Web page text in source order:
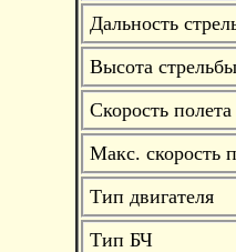
Дальность
Высота
Скорость
Макс. скорость
Тип двигателя
Тип БЧ